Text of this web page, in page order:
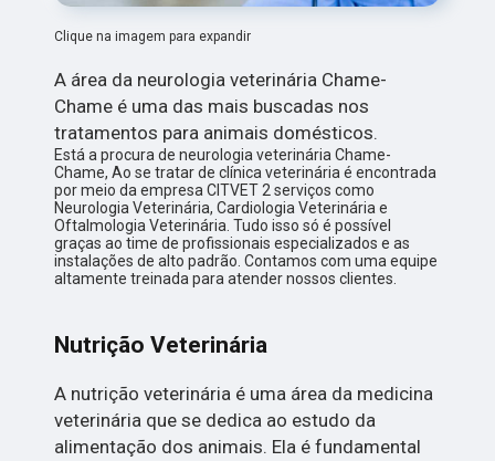
Clique na imagem para expandir
A área da neurologia veterinária Chame-
Chame é uma das mais buscadas nos
tratamentos para animais domésticos.
Está a procura de neurologia veterinária Chame-
Chame, Ao se tratar de clínica veterinária é encontrada
por meio da empresa CITVET 2 serviços como
Neurologia Veterinária, Cardiologia Veterinária e
Oftalmologia Veterinária. Tudo isso só é possível
graças ao time de profissionais especializados e as
instalações de alto padrão. Contamos com uma equipe
altamente treinada para atender nossos clientes.
Nutrição Veterinária
A nutrição veterinária é uma área da medicina
veterinária que se dedica ao estudo da
alimentação dos animais. Ela é fundamental